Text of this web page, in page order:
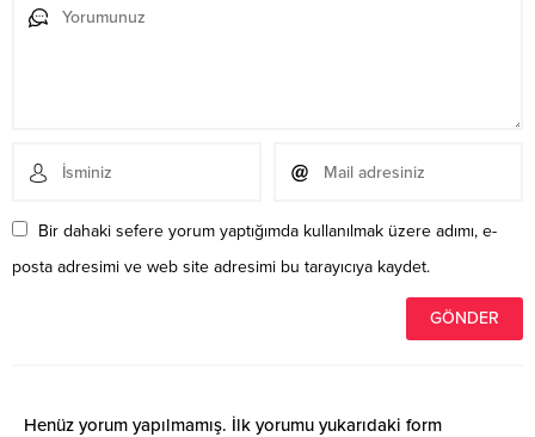
Bir dahaki sefere yorum yaptığımda kullanılmak üzere adımı, e-
posta adresimi ve web site adresimi bu tarayıcıya kaydet.
Henüz yorum yapılmamış. İlk yorumu yukarıdaki form